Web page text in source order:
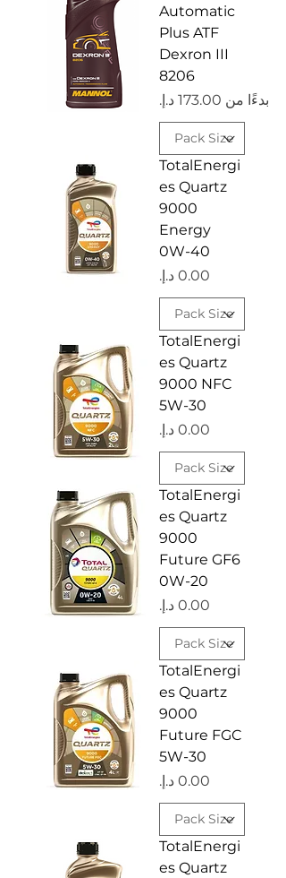
Automatic
Plus ATF
Dexron III
8206
بدءًا من
سعر البيع
TotalEnergi
es Quartz
9000
Energy
0W-40
السعر
TotalEnergi
es Quartz
9000 NFC
5W-30
السعر
TotalEnergi
es Quartz
9000
Future GF6
0W-20
السعر
TotalEnergi
es Quartz
9000
Future FGC
5W-30
السعر
TotalEnergi
es Quartz